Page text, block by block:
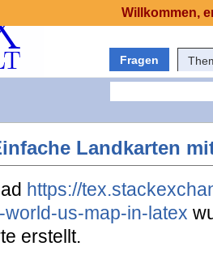
Fragen
Landkarten
https://
world-us-map-in-latex
erstellt.
Willkommen,